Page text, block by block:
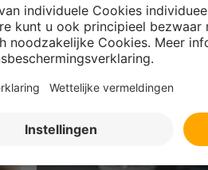
Kitranden schoonmaken
in een handomdraai